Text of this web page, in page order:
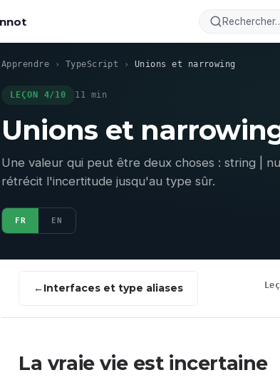
Apprendre › TypeScript › Unions et narrowing
LEÇON 4/10 11 min
Unions et
Une valeur qui peut être deux choses : string |
rétrécit l'incertitude jusqu'au type sûr.
FR EN
Interfaces et type aliases
La vraie vie est incertaine